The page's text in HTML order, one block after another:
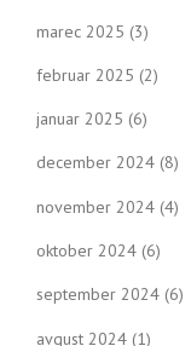
marec 2025 (3)
februar 2025 (2)
januar 2025 (6)
december 2024 (8)
november 2024 (4)
oktober 2024 (6)
september 2024 (6)
avgust 2024 (1)